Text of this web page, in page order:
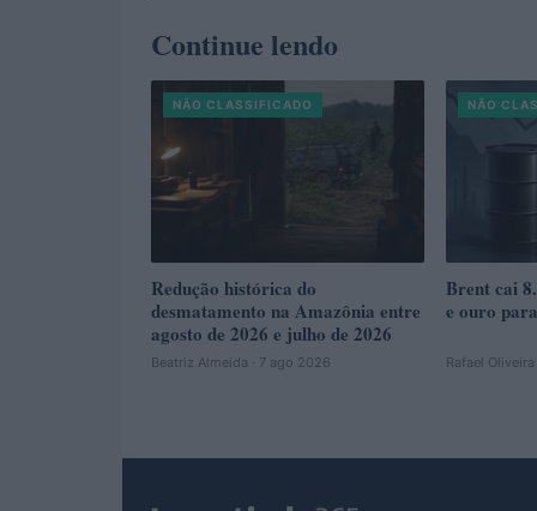
Continue lendo
NÃO CLASSIFICADO
Redução histórica do
desmatamento na Amazônia entre
agosto de 2026 e julho de 2026
Beatriz Almeida · 7 ago 2026
NÃO
Brent cai
e ouro
Rafael